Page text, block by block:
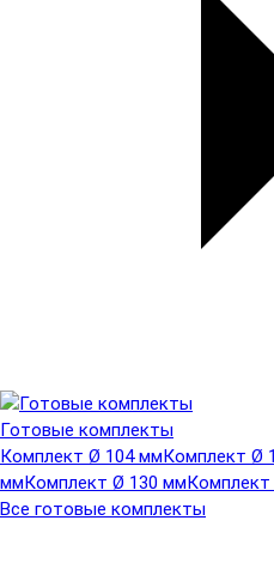
Готовые комплекты
Комплект Ø 104 ммКомплект Ø
ммКомплект Ø 130 мм
Все готовые комплекты